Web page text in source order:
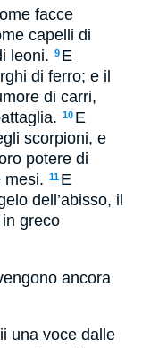
facce
capelli di
leoni. 9 E
di ferro; e il
di carri,
10 E
scorpioni, e
potere di
mesi. 11 E
dell’abisso, il
greco
ancora
una voce dalle